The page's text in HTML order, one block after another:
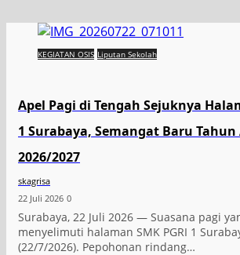
KEGIATAN OSIS Liputan Sekolah
Apel Pagi di Tengah Sejuknya
1 Surabaya, Semangat Baru
2026/2027
skagrisa
22 Juli 2026 0
Surabaya, 22 Juli 2026 — Suasana pagi
menyelimuti halaman SMK PGRI 1
(22/7/2026). Pepohonan rindang…